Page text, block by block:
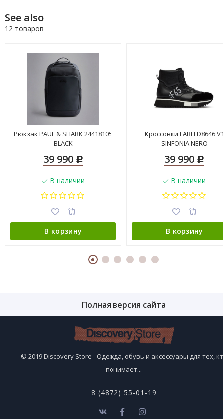
See also
12 товаров
Рюкзак PAUL & SHARK 24418105
BLACK
39 990 Р
В наличии
В корзину
Кроссовки FABI FD8646
SINFONIA NERO
39 990 Р
В наличии
В корзину
Полная версия сайта
© 2019 Discovery Store - Одежда, обувь и аксессуары для тех,
понимает...
8 (4872) 55-01-19